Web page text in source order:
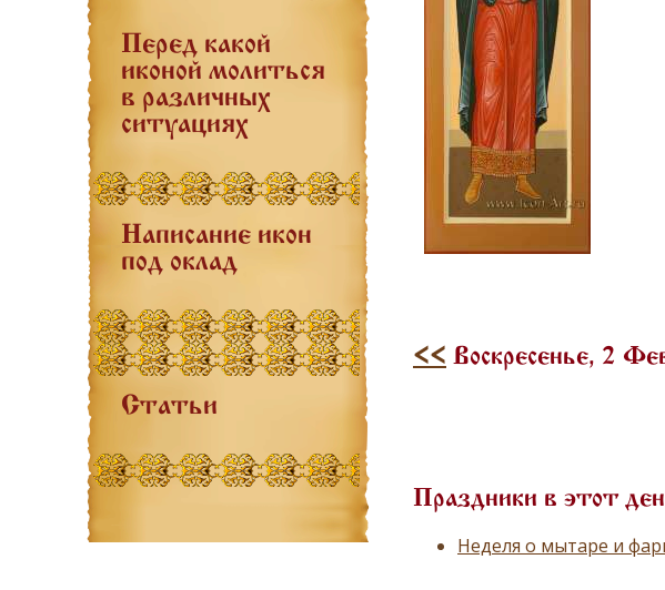
Перед какой
иконой молиться
в различных
ситуациях
Написание икон
под оклад
Статьи
<< Воскресенье, 2
Праздники в этот
Неделя о мытаре и